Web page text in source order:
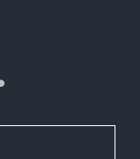
SoundCloud